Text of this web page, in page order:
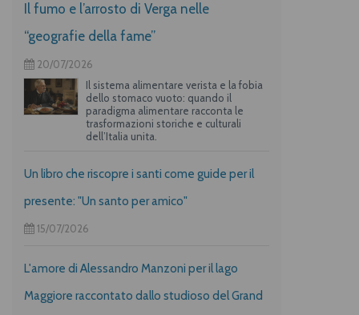
Il fumo e l’arrosto di Verga nelle
“geografie della fame”
20/07/2026
Il sistema alimentare verista e la fobia
dello stomaco vuoto: quando il
paradigma alimentare racconta le
trasformazioni storiche e culturali
dell’Italia unita.
Un libro che riscopre i santi come guide per il
presente: "Un santo per amico"
15/07/2026
L'amore di Alessandro Manzoni per il lago
Maggiore raccontato dallo studioso del Grand